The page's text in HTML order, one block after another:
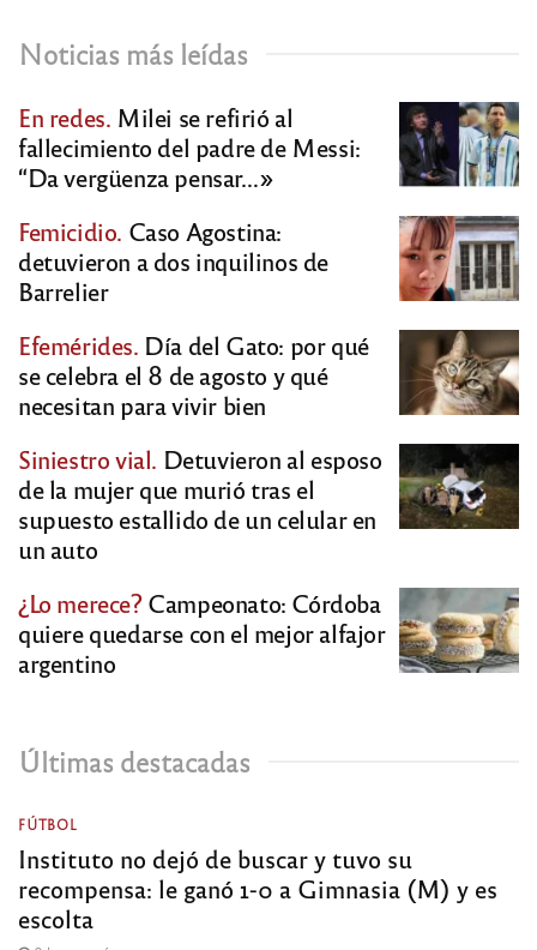
Noticias más leídas
En redes. Milei se refirió al
fallecimiento del padre de Messi:
“Da vergüenza pensar…»
Femicidio. Caso Agostina:
detuvieron a dos inquilinos de
Barrelier
Efemérides. Día del Gato: por qué
se celebra el 8 de agosto y qué
necesitan para vivir bien
Siniestro vial. Detuvieron al esposo
de la mujer que murió tras el
supuesto estallido de un celular en
un auto
¿Lo merece?Campeonato: Córdoba
quiere quedarse con el mejor alfajor
argentino
Últimas destacadas
FÚTBOL
Instituto no dejó de buscar y tuvo su
recompensa: le ganó 1-0 a Gimnasia (M) y es
escolta